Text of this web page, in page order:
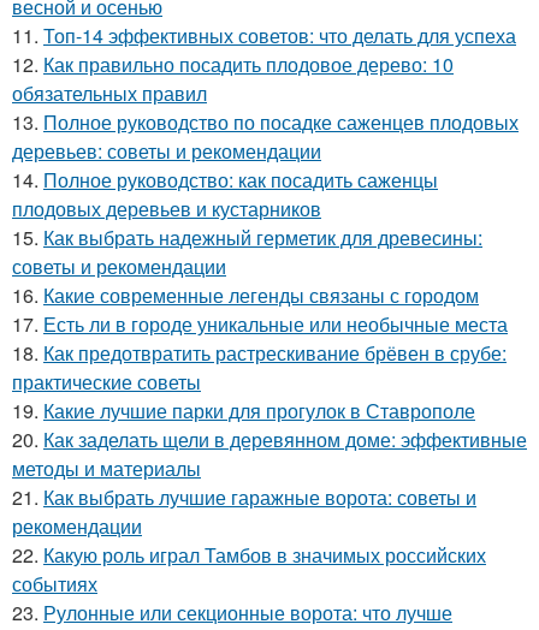
весной и осенью
11. Топ-14 эффективных советов: что делать для успеха
12. Как правильно посадить плодовое дерево: 10
обязательных правил
13. Полное руководство по посадке саженцев плодовых
деревьев: советы и рекомендации
14. Полное руководство: как посадить саженцы
плодовых деревьев и кустарников
15. Как выбрать надежный герметик для древесины:
советы и рекомендации
16. Какие современные легенды связаны с городом
17. Есть ли в городе уникальные или необычные места
18. Как предотвратить растрескивание брёвен в срубе:
практические советы
19. Какие лучшие парки для прогулок в Ставрополе
20. Как заделать щели в деревянном доме: эффективные
методы и материалы
21. Как выбрать лучшие гаражные ворота: советы и
рекомендации
22. Какую роль играл Тамбов в значимых российских
событиях
23. Рулонные или секционные ворота: что лучше